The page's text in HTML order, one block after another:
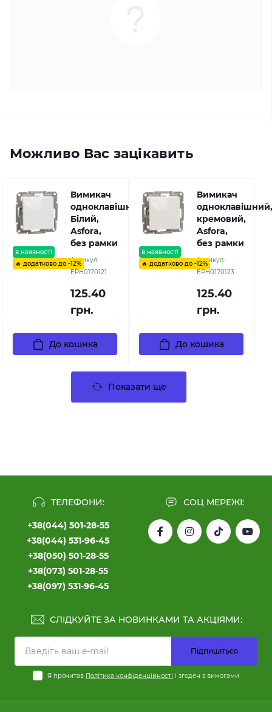
Можливо Вас зацікавить
в наявності
🔥 додатково до -12%
Вимикач
одноклавішний,
Білий,
Asfora,
без рамки
Артикул:
EPH0170121
125.40
грн.
До кошика
в наявності
🔥 додатково до -12%
Вимикач
одноклавішний,
кремовий,
Asfora,
без рамки
Артикул:
EPH0170123
125.40
грн.
До кошика
Показати ще
ТЕЛЕФОНИ:
+38(044) 501-28-55
+38(044) 531-96-45
+38(050) 501-28-55
+38(073) 501-28-55
+38(097) 531-96-45
СОЦ МЕРЕЖІ:
СЛІДКУЙТЕ ЗА НОВИНКАМИ ТА АКЦІЯМИ:
Підпишіться
Я прочитав Політика конфіденційності і згоден з вимогами